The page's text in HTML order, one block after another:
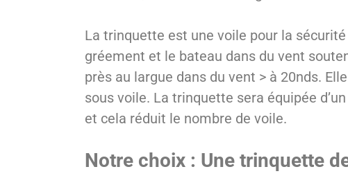
La trinquette est une voile pour la
gréement et le bateau dans du vent
près au largue dans du vent > à 20nds.
sous voile. La trinquette sera équipée
et cela réduit le nombre de voile.
Notre choix : Une trinquette